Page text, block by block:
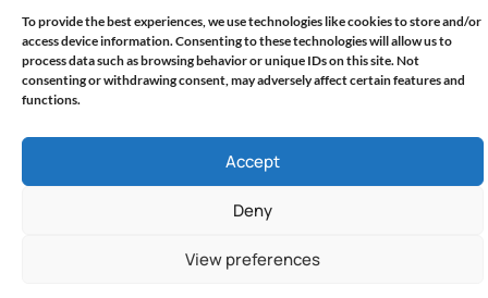
To provide the best experiences, we use technologies like cookies to store and/or
access device information. Consenting to these technologies will allow us to
process data such as browsing behavior or unique IDs on this site. Not
consenting or withdrawing consent, may adversely affect certain features and
functions.
Accept
Deny
View preferences
Η Ομάδα μας
Επικοινωνία
SOLVIT I.T. SOLUTIONS &